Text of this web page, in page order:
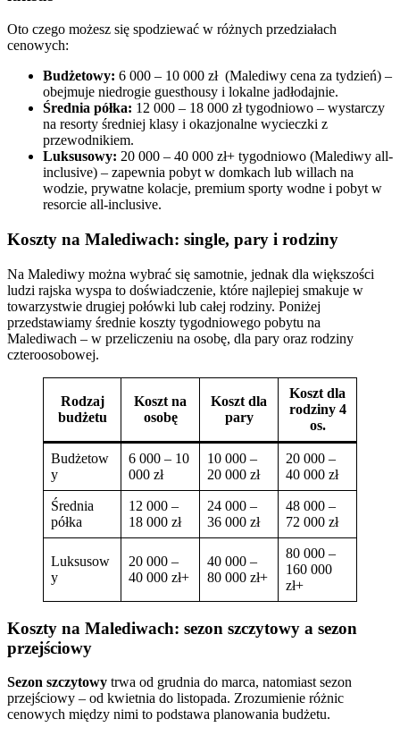
Oto czego możesz się spodziewać w różnych przedziałach
cenowych:
Budżetowy: 6 000 – 10 000 zł (Malediwy cena za tydzień) –
obejmuje niedrogie guesthousy i lokalne jadłodajnie.
Średnia półka: 12 000 – 18 000 zł tygodniowo – wystarczy
na resorty średniej klasy i okazjonalne wycieczki z
przewodnikiem.
Luksusowy: 20 000 – 40 000 zł+ tygodniowo (Malediwy all-
inclusive) – zapewnia pobyt w domkach lub willach na
wodzie, prywatne kolacje, premium sporty wodne i pobyt w
resorcie all-inclusive.
Koszty na Malediwach: single, pary i rodziny
Na Malediwy można wybrać się samotnie, jednak dla większości
ludzi rajska wyspa to doświadczenie, które najlepiej smakuje w
towarzystwie drugiej połówki lub całej rodziny. Poniżej
przedstawiamy średnie koszty tygodniowego pobytu na
Malediwach – w przeliczeniu na osobę, dla pary oraz rodziny
czteroosobowej.
Rodzaj
budżetu
Koszt na
osobę
Koszt dla
pary
Koszt dla
rodziny 4
os.
Budżetow
y
6 000 – 10
000 zł
10 000 –
20 000 zł
20 000 –
40 000 zł
Średnia
półka
12 000 –
18 000 zł
24 000 –
36 000 zł
48 000 –
72 000 zł
Luksusow
y
20 000 –
40 000 zł+
40 000 –
80 000 zł+
80 000 –
160 000
zł+
Koszty na Malediwach: sezon szczytowy a sezon
przejściowy
Sezon szczytowy trwa od grudnia do marca, natomiast sezon
przejściowy – od kwietnia do listopada. Zrozumienie różnic
cenowych między nimi to podstawa planowania budżetu.